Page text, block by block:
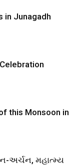
in Junagadh
this Monsoon in
અર્ચન, મહાત્મ્ય